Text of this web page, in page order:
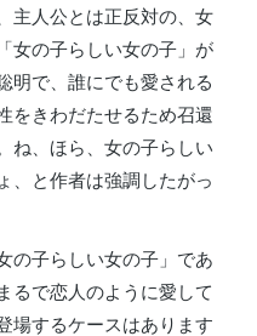
主人公とは正反対の、女
女の子らしい女の子」が
明で、誰にでも愛される
をきわだたせるため召還
ね、ほら、女の子らしい
、と作者は強調したがっ
の子らしい女の子」であ
るで恋人のように愛して
場するケースはあります